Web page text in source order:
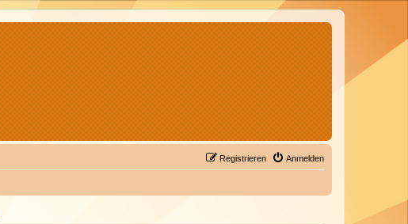
Anmelden
Registrieren